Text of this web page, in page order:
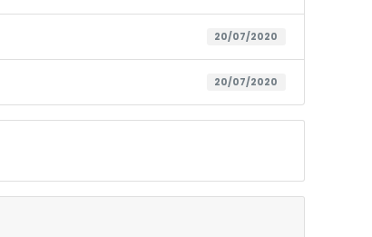
20/07/2020
20/07/2020